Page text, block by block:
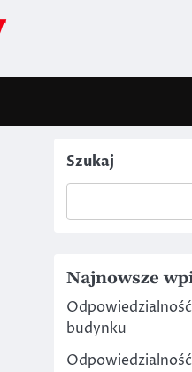
Szukaj
Najnowsze
budynku